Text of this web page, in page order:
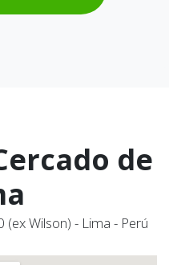
de
(ex Wilson) - Lima - Perú